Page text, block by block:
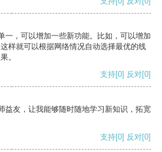
一，可以增加一些新功能。比如，可以增加
样就可以根据网络情况自动选择最优的线
。
支持[0] 反对[0]
益友，让我能够随时随地学习新知识，拓宽
支持[0] 反对[0]